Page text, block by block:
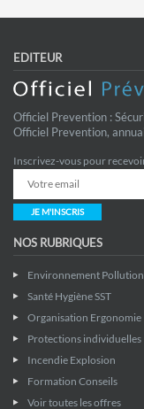
EDITEUR
Officiel Prevention :
Officiel Prevention,
Inscrivez-vous pour
JE M'INSCRIS
NOS RUBRIQUES
Environnement Pollution
Santé Hygiène SST
Organisation Ergonomie
Protections individuelles
Incendie Explosion
Formation Conseils
Voir toutes les offres